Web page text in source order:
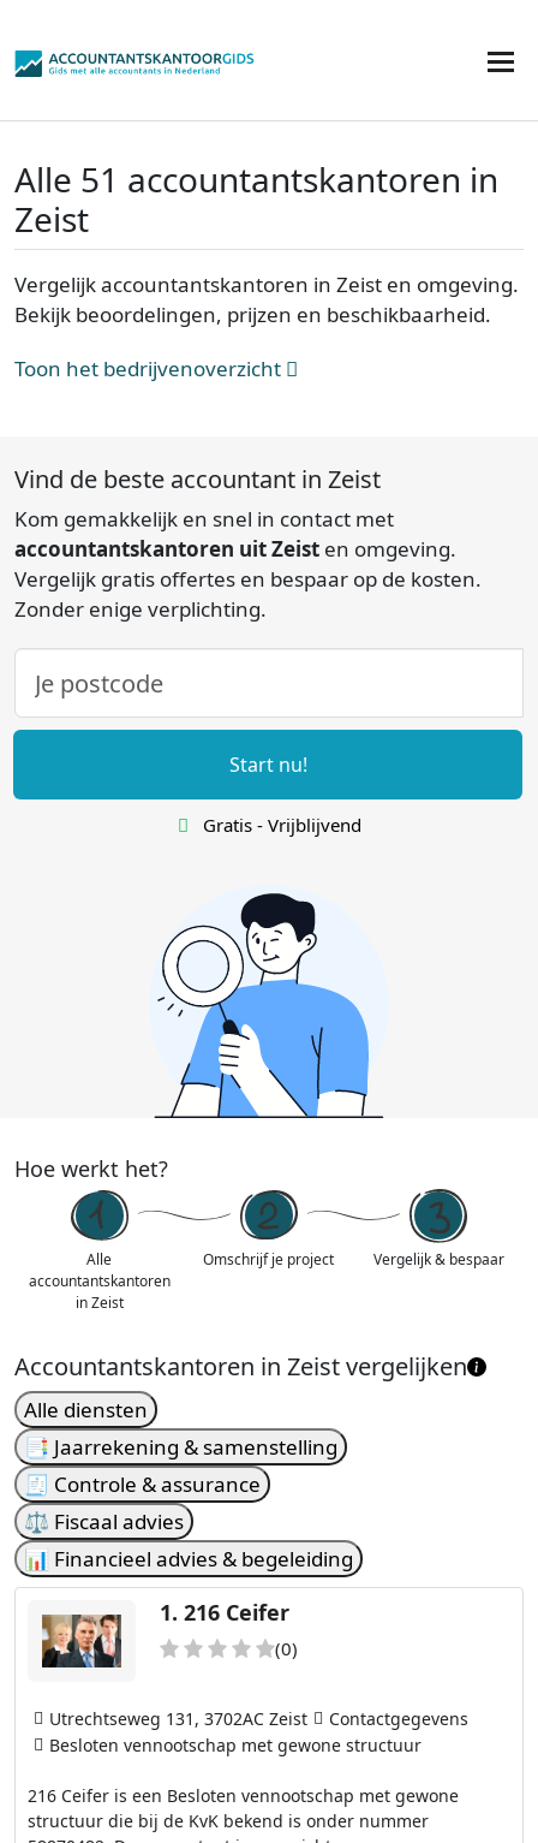
Alle 51 accountantskantoren in
Zeist
Vergelijk accountantskantoren in Zeist en omgeving.
Bekijk beoordelingen, prijzen en beschikbaarheid.
Toon het bedrijvenoverzicht
Vind de beste accountant in Zeist
Kom gemakkelijk en snel in contact met
accountantskantoren uit Zeist en omgeving.
Vergelijk gratis offertes en bespaar op de kosten.
Zonder enige verplichting.
Start nu!
Gratis - Vrijblijvend
Hoe werkt het?
Alle
accountantskantoren
in Zeist
Omschrijf je project Vergelijk & bespaar
Accountantskantoren in Zeist vergelijken
Alle diensten
📑 Jaarrekening & samenstelling
🧾 Controle & assurance
⚖️ Fiscaal advies
📊 Financieel advies & begeleiding
1. 216 Ceifer
(0)
216 Ceifer is een Besloten vennootschap met gewone
structuur die bij de KvK bekend is onder nummer
Utrechtseweg 131, 3702AC Zeist
Contactgegevens
Besloten vennootschap met gewone structuur